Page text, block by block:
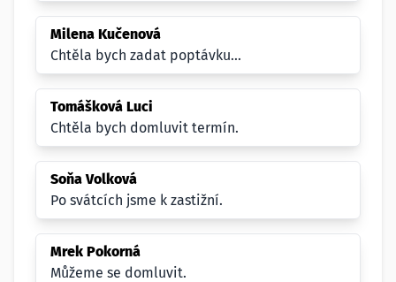
Milena Kučenová
Chtěla bych zadat poptávku...
Tomášková Luci
Chtěla bych domluvit termín.
Soňa Volková
Po svátcích jsme k zastižní.
Mrek Pokorná
Můžeme se domluvit.